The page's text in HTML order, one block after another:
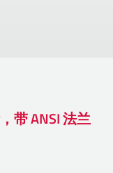
带 ANSI 法兰